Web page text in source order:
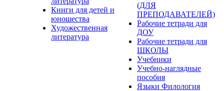
Книги для детей и
юношества
Художественная
литература
(ДЛЯ
ПРЕПОДАВАТЕЛЕЙ)
Рабочие тетради для
ДОУ
Рабочие тетради для
ШКОЛЫ
Учебники
Учебно-наглядные
пособия
Языки Филология